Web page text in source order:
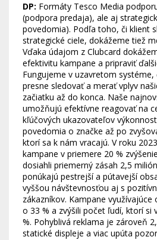
DP: Formáty Tesco Media
(podpora predaja), ale aj
povedomia). Podľa toho, či klient
strategické ciele, dokážeme tiež
Vďaka údajom z Clubcard
efektivitu kampane a pripraviť
Fungujeme v uzavretom
presne sledovať a merať vplyv
začiatku až do konca. Naše
umožňujú efektívne reagovať na
kľúčových ukazovateľov
povedomia o značke až po
ktorí sa k nám vracajú. V roku
kampane v priemere 20 %
dosiahli priemerný zásah 2,5
ponúkajú pestrejší a pútavejší
vyššou návštevnosťou aj s
zákazníkov. Kampane
o 33 % a zvýšili počet ľudí, ktorí si
%. Pohyblivá reklama je zároveň
statické displeje a viac upúta